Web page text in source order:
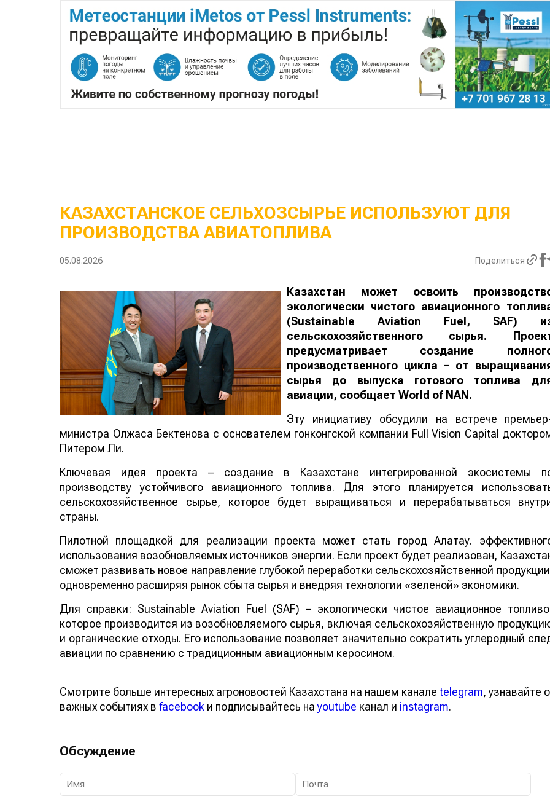
КАЗАХСТАНСКОЕ СЕЛЬХОЗСЫРЬЕ ИСПОЛЬЗУЮТ ДЛЯ
ПРОИЗВОДСТВА АВИАТОПЛИВА
05.08.2026 Поделиться
Казахстан может освоить
экологически чистого авиационного
(Sustainable Aviation Fuel, SAF)
сельскохозяйственного сырья.
предусматривает создание
производственного цикла – от
сырья до выпуска готового топлива
авиации, сообщает World of NAN .
Эту инициативу обсудили на встрече
министра Олжаса Бектенова с основателем гонконгской компании Full Vision Capital
Питером Ли.
Ключевая идея проекта – создание в Казахстане интегрированной экосистемы
производству устойчивого авиационного топлива. Для этого планируется
сельскохозяйственное сырье, которое будет выращиваться и перерабатываться
страны.
Пилотной площадкой для реализации проекта может стать город Алатау.
использования возобновляемых источников энергии. Если проект будет реализован,
сможет развивать новое направление глубокой переработки сельскохозяйственной
одновременно расширяя рынок сбыта сырья и внедряя технологии «зеленой» экономики.
Для справки: Sustainable Aviation Fuel (SAF) – экологически чистое авиационное
которое производится из возобновляемого сырья, включая сельскохозяйственную
и органические отходы. Его использование позволяет значительно сократить углеродный
авиации по сравнению с традиционным авиационным керосином.
Смотрите больше интересных агроновостей Казахстана на нашем канале telegram, узнавайте о
важных событиях в facebook и подписывайтесь наyoutube канал и instagram.
Обсуждение